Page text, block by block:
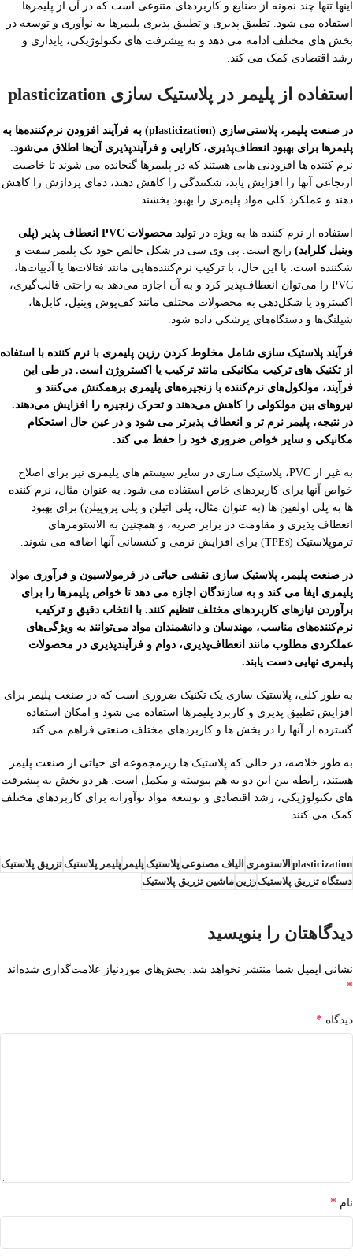
اینها تنها چند نمونه از صنایع و کاربردهای متنوعی است که در آن از پلیمرها
استفاده می شود. تطبیق پذیری و تطبیق پذیری پلیمرها به نوآوری و توسعه در
بخش های مختلف ادامه می دهد و به پیشرفت های تکنولوژیکی، پایداری و
رشد اقتصادی کمک می کند.
استفاده از پلیمر در پلاستیک سازی plasticization
در صنعت پلیمر، پلاستی‌سازی (plasticization) به فرآیند افزودن نرم‌کننده‌ها به
پلیمرها برای بهبود انعطاف‌پذیری، کارایی و فرآیندپذیری آن‌ها اطلاق می‌شود.
نرم کننده ها افزودنی هایی هستند که در پلیمرها گنجانده می شوند تا خاصیت
ارتجاعی آنها را افزایش یابد، شکنندگی را کاهش دهند، دمای پردازش را کاهش
دهند و عملکرد کلی مواد پلیمری را بهبود بخشند.
استفاده از نرم کننده ها به ویژه در تولید
محصولات PVC انعطاف پذیر (پلی
وینیل کلراید) رایج است. پی وی سی در شکل خالص خود یک پلیمر سفت و
شکننده است. با این حال، با ترکیب نرم‌کننده‌هایی مانند فتالات‌ها یا آدیپات‌ها،
PVC را می‌توان انعطاف‌پذیر کرد و به آن اجازه می‌دهد به راحتی قالب‌گیری،
اکسترود یا شکل‌دهی به محصولات مختلف مانند کف‌پوش وینیل، کابل‌ها،
شیلنگ‌ها و دستگاه‌های پزشکی داده شود.
فرآیند پلاستیک سازی شامل مخلوط کردن رزین پلیمری با نرم کننده با استفاده
از تکنیک های ترکیب مکانیکی مانند ترکیب یا اکستروژن است. در طی این
فرآیند، مولکول‌های نرم‌کننده با زنجیره‌های پلیمری برهمکنش می‌کنند و
نیروهای بین مولکولی را کاهش می‌دهند و تحرک زنجیره را افزایش می‌دهند.
در نتیجه، پلیمر نرم تر و انعطاف پذیرتر می شود و در عین حال استحکام
مکانیکی و سایر خواص ضروری خود را حفظ می کند.
به غیر از PVC، پلاستیک سازی در سایر سیستم های پلیمری نیز برای اصلاح
خواص آنها برای کاربردهای خاص استفاده می شود. به عنوان مثال، نرم کننده
ها به پلی اولفین ها (به عنوان مثال، پلی اتیلن و پلی پروپیلن) برای بهبود
انعطاف پذیری و مقاومت در برابر ضربه، و همچنین به الاستومرهای
ترموپلاستیک (TPEs) برای افزایش نرمی و کشسانی آنها اضافه می شوند.
در صنعت پلیمر، پلاستیک سازی نقشی حیاتی در فرمولاسیون و فرآوری مواد
پلیمری ایفا می کند و به سازندگان اجازه می دهد تا خواص پلیمرها را برای
برآوردن نیازهای کاربردهای مختلف تنظیم کنند. با انتخاب دقیق و ترکیب
نرم‌کننده‌های مناسب، مهندسان و دانشمندان مواد می‌توانند به ویژگی‌های
عملکردی مطلوب مانند انعطاف‌پذیری، دوام و فرآیندپذیری در محصولات
پلیمری نهایی دست یابند.
به طور کلی، پلاستیک سازی یک تکنیک ضروری است که در صنعت پلیمر برای
افزایش تطبیق پذیری و کاربرد پلیمرها استفاده می شود و امکان استفاده
گسترده از آنها را در بخش ها و کاربردهای مختلف صنعتی فراهم می کند.
به طور خلاصه، در حالی که پلاستیک ها زیرمجموعه ای حیاتی از صنعت پلیمر
هستند، رابطه بین این دو به هم پیوسته و مکمل است. هر دو بخش به پیشرفت
های تکنولوژیکی، رشد اقتصادی و توسعه مواد نوآورانه برای کاربردهای مختلف
کمک می کنند.
plasticizationالاستومری الیاف مصنوعیپلاستیکپلیمر پلیمر پلاستیکتزریق پلاستیک
دستگاه تزریق پلاستیکرزین ماشین تزریق پلاستیک
دیدگاهتان را بنویسید
نشانی ایمیل شما منتشر نخواهد شد. بخش‌های موردنیاز علامت‌گذاری شده‌اند
*
دیدگاه *
نام *